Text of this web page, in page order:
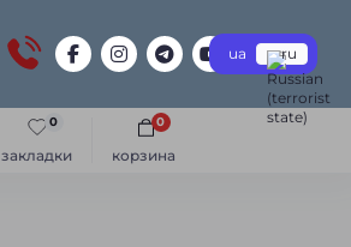
ua ru
закладки
0
корзина
0